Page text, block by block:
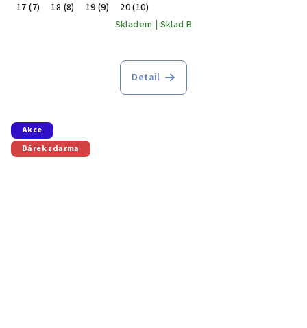
17 (7) 18 (8) 19 (9)
20 (10)
Skladem | Sklad B
Detail
Akce
Dárek zdarma